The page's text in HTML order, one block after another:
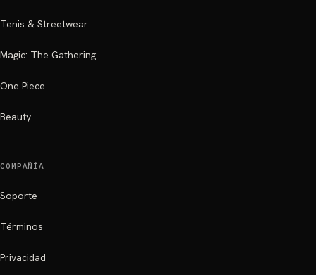
Tenis & Streetwear
Magic: The Gathering
One Piece
Beauty
COMPAÑÍA
Soporte
Términos
Privacidad